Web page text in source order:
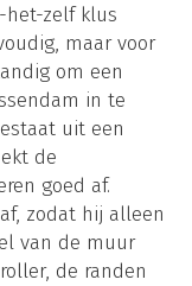
het-zelf klus
maar voor
om een
in te
uit een
de
goed af.
zodat hij alleen
van de muur
de randen